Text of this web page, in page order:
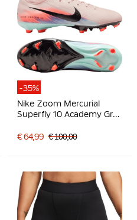
-35%
Nike Zoom Mercurial
Superfly 10 Academy Gras
Voetbalschoenen (MG)
€ 64,99 € 100,00